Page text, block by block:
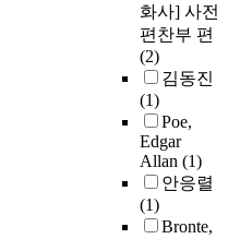
화사] 사전
편찬부 편
(2)
김동진
(1)
Poe,
Edgar
Allan (1)
안응렬
(1)
Bronte,